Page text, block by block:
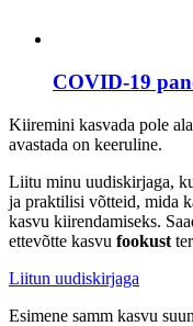
COVID-19
Jaluse
navigatsioon
Kiiremini kasvada pole
avastada on keeruline.
Liitu minu uudiskirjaga,
ja praktilisi võtteid, mida
kasvu kiirendamiseks.
ettevõtte kasvu fookust
Liitun uudiskirjaga
Esimene samm kasvu